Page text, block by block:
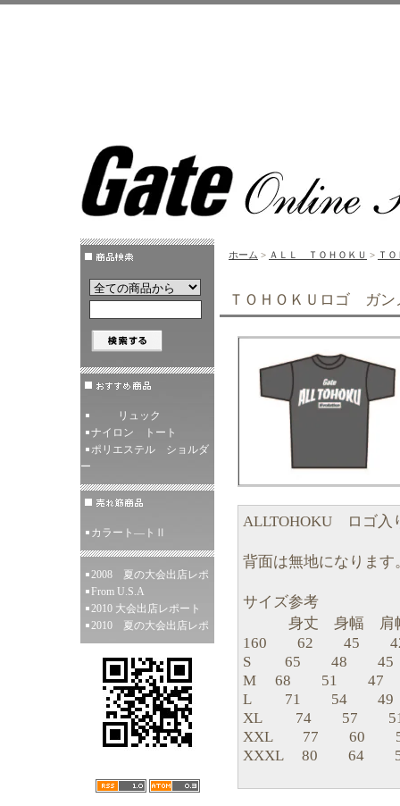
リュック
ナイロン トート
ポリエステル ショルダ
ー
カラート―トⅡ
2008 夏の大会出店レポ
From U.S.A
2010 大会出店レポート
2010 夏の大会出店レポ
ホーム > ＡＬＬ ＴＯＨＯＫＵ > Ｔ
ＴＯＨＯＫＵロゴ ガン
ALLTOHOKU ロゴ入
背面は無地になります
サイズ参考
身丈 身幅 肩
160 62 45
S 65 48 45
M 68 51 47
L 71 54 49
XL 74 57
XXL 77 60
XXXL 80 64